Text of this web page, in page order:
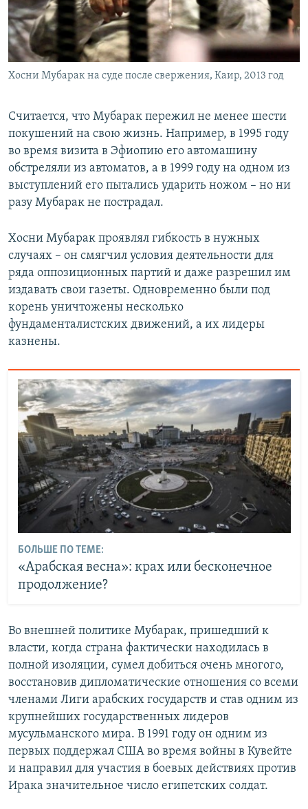
Хосни Мубарак на суде после свержения, Каир, 2013 год
Считается, что Мубарак пережил не менее шести
покушений на свою жизнь. Например, в 1995 году
во время визита в Эфиопию его автомашину
обстреляли из автоматов, а в 1999 году на одном из
выступлений его пытались ударить ножом – но ни
разу Мубарак не пострадал.
Хосни Мубарак проявлял гибкость в нужных
случаях – он смягчил условия деятельности для
ряда оппозиционных партий и даже разрешил им
издавать свои газеты. Одновременно были под
корень уничтожены несколько
фундаменталистских движений, а их лидеры
казнены.
БОЛЬШЕ ПО ТЕМЕ:
«Арабская весна»: крах или бесконечное
продолжение?
Во внешней политике Мубарак, пришедший к
власти, когда страна фактически находилась в
полной изоляции, сумел добиться очень многого,
восстановив дипломатические отношения со всеми
членами Лиги арабских государств и став одним из
крупнейших государственных лидеров
мусульманского мира. В 1991 году он одним из
первых поддержал США во время войны в Кувейте
и направил для участия в боевых действиях против
Ирака значительное число египетских солдат.